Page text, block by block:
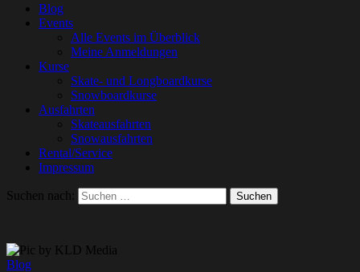
Blog
Events
Alle Events im Überblick
Meine Anmeldungen
Kurse
Skate- und Longboardkurse
Snowboardkurse
Ausfahrten
Skateausfahrten
Snowausfahrten
Rental/Service
Impressum
Suchen nach:
Blog